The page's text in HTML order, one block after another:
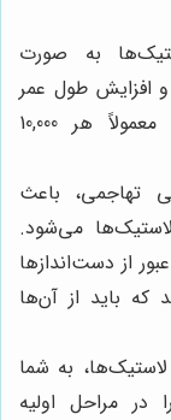
به صورت
افزایش طول عمر
آن‌ها می‌شود. چرخاندن لاستیک‌ها، معمولاً هر 10,000
تهاجمی، باعث
می‌شود.
از دست‌اندازها
که باید از آن‌ها
به شما
مراحل اولیه